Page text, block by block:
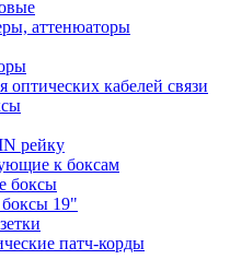
аттенюаторы
кабелей связи
рейку
к боксам
боксы
19"
патч-корды